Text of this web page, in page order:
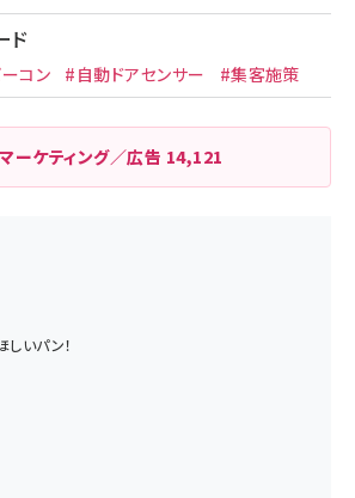
ド
コン #自動ドアセンサー #集客施策
マーケティング／広告 14,121
いパン！